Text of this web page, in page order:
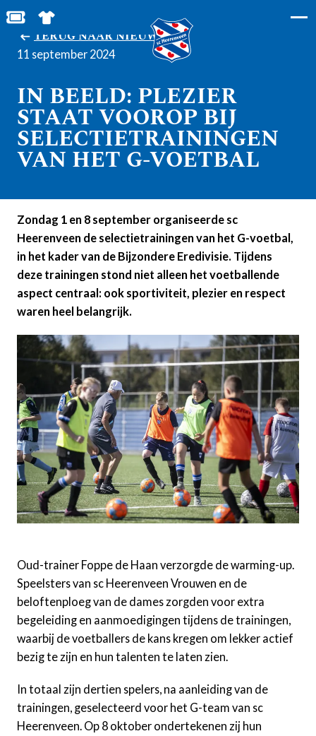
BESTEL JOUW TICKETS
SHOP IN DE FEANSTORE
TERUG NAAR NIEUWS
11 september 2024
IN BEELD: PLEZIER
STAAT VOOROP BIJ
SELECTIETRAININGEN
VAN HET G-VOETBAL
Zondag 1 en 8 september organiseerde sc
Heerenveen de selectietrainingen van het G-voetbal,
in het kader van de Bijzondere Eredivisie. Tijdens
deze trainingen stond niet alleen het voetballende
aspect centraal: ook sportiviteit, plezier en respect
waren heel belangrijk.
Oud-trainer Foppe de Haan verzorgde de warming-up.
Speelsters van sc Heerenveen Vrouwen en de
beloftenploeg van de dames zorgden voor extra
begeleiding en aanmoedigingen tijdens de trainingen,
waarbij de voetballers de kans kregen om lekker actief
bezig te zijn en hun talenten te laten zien.
In totaal zijn dertien spelers, na aanleiding van de
trainingen, geselecteerd voor het G-team van sc
Heerenveen. Op 8 oktober ondertekenen zij hun